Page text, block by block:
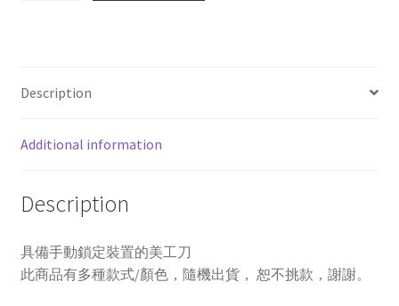
美
刀
quantity
Description
Additional information
Description
具備手動鎖定裝置的美工刀
此商品有多種款式/顏色，隨機出貨， 恕不挑款，謝謝。